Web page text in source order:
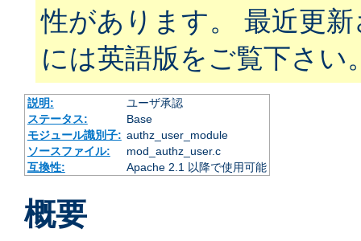
性があります。 最近更
には英語版をご覧下さい
説明:
ユーザ承認
ステータス:
Base
モジュール識別子: authz_user_module
ソースファイル:
mod_authz_user.c
互換性:
Apache 2.1 以降で使用可能
概要